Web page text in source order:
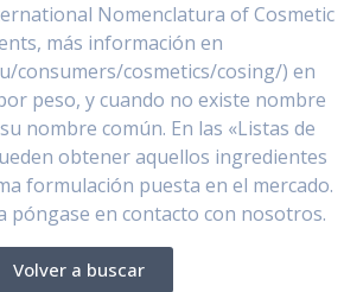
Nomenclatura of Cosmetic
más información en
consumers/cosmetics/cosing/) en
peso, y cuando no existe nombre
nombre común. En las «Listas de
obtener aquellos ingredientes
formulación puesta en el mercado.
póngase en contacto con nosotros.
Volver a buscar